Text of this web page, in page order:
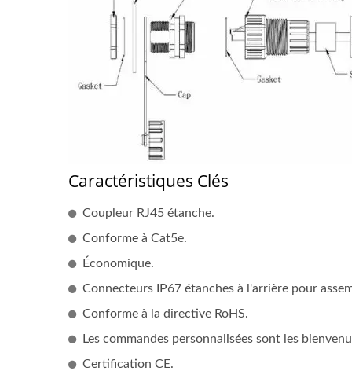
Caractéristiques Clés
Coupleur RJ45 étanche.
Conforme à Cat5e.
Économique.
Connecteurs IP67 étanches à l'arrière pour
Conforme à la directive RoHS.
Les commandes personnalisées sont les
Certification CE.
Coupleur RJ45 Cat6A Étanche
Avec Assemblage De Câble